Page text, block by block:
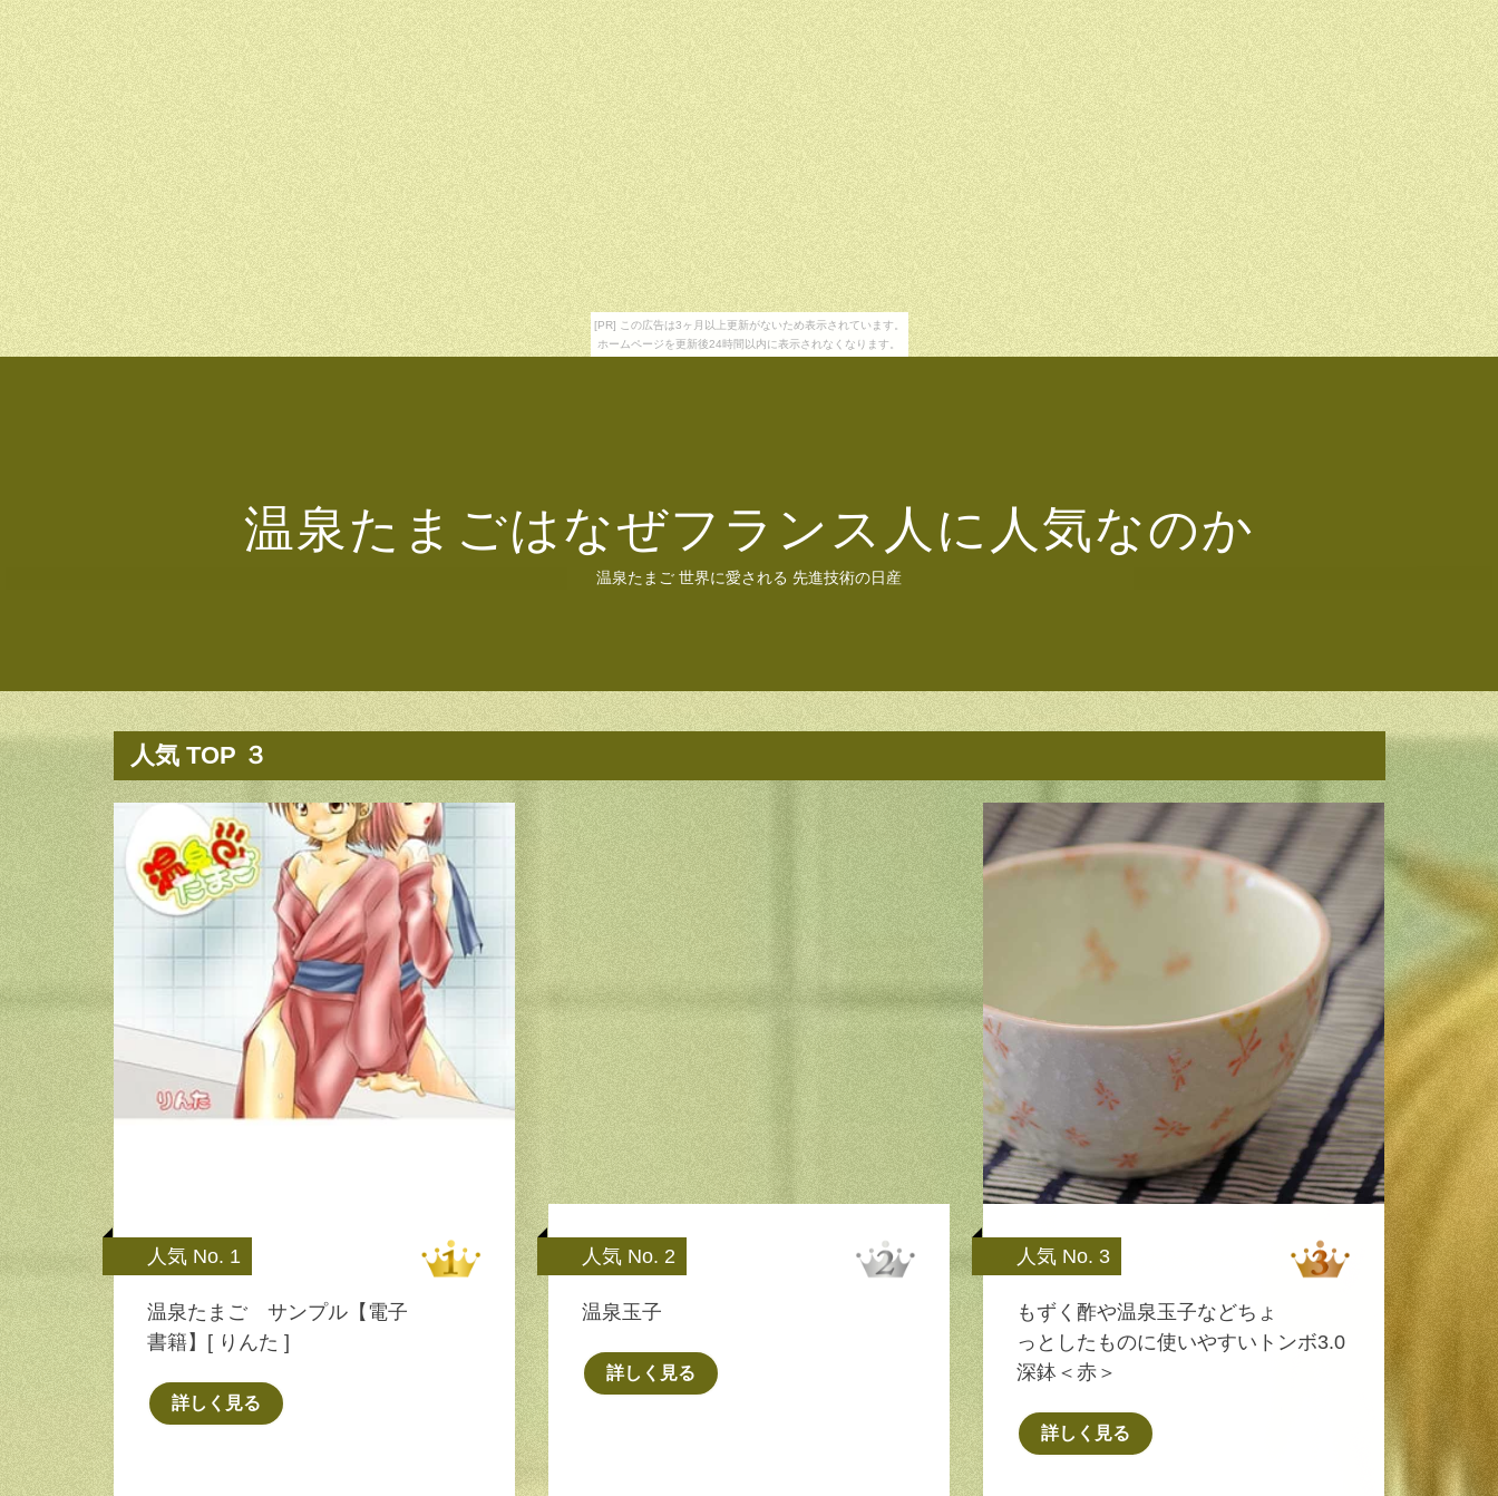
[PR] この広告は3ヶ月以上更新がないため表示されています。
ホームページを更新後24時間以内に表示されなくなります。
温泉たまごはなぜフランス人に人気なのか
温泉たまご 世界に愛される 先進技術の日産
人気 TOP ３
人気 No. 1
温泉たまご サンプル【電子
書籍】[ りんた ]
詳しく見る
人気 No. 2
温泉玉子
詳しく見る
人気 No. 3
もずく酢や温泉玉子などちょ
っとしたものに使いやすいトンボ3.0
深鉢＜赤＞
詳しく見る